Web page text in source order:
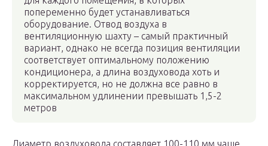
попеременно будет устанавливаться
оборудование. Отвод воздуха в
вентиляционную шахту – самый практичный
вариант, однако не всегда позиция вентиляции
соответствует оптимальному положению
кондиционера, а длина воздуховода хоть и
корректируется, но не должна все равно в
максимальном удлинении превышать 1,5-2
метров
Диаметр воздуховода составляет 100-110 мм чаще